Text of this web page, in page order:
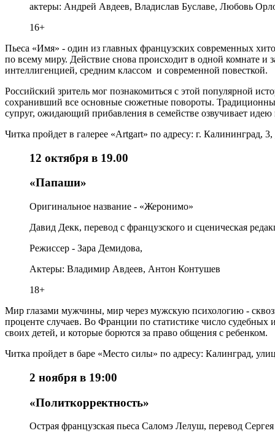
актеры: Андрей Авдеев, Владислав Буславе, Любовь
16+
Пьеса «Имя» - один из главных французских современных
по всему миру. Действие снова происходит в одной комнате и
интеллигенцией, средним классом и современной повесткой.
Российский зритель мог познакомиться с этой популярной
сохранивший все основные сюжетные повороты.
супруг, ожидающий прибавления в семействе озвучивает
Читка пройдет в галерее «Artgart» по адресу: г. Калининград,
12 октября в 19.00
«Папаши»
Оригинальное название - «Жеронимо»
Давид Декк, перевод с французского и сценическая
Режиссер - Зара Демидова,
Актеры: Владимир Авдеев, Антон Контушев
18+
Мир глазами мужчины, мир через мужскую психологию -
проценте случаев. Во Франции по статистике число
своих детей, и которые борются за право общения с ребенком.
Читка пройдет в баре «Место силы» по адресу: Калинград,
2 ноября в 19:00
«Политкорректность»
Острая французская пьеса Саломэ Лелуш, перевод